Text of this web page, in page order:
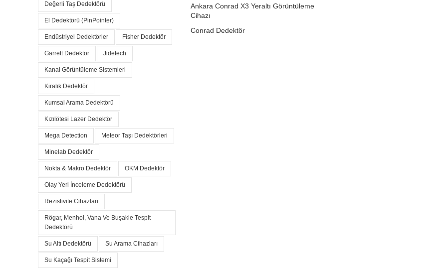
Değerli Taş Dedektörü
El Dedektörü (PinPointer)
Endüstriyel Dedektörler Fisher Dedektör
Garrett Dedektör Jidetech
Kanal Görüntüleme Sistemleri
Kiralık Dedektör
Kumsal Arama Dedektörü
Kızılötesi Lazer Dedektör
Mega Detection Meteor Taşı Dedektörleri
Minelab Dedektör
Nokta & Makro Dedektör OKM Dedektör
Olay Yeri İnceleme Dedektörü
Rezistivite Cihazları
Rögar, Menhol, Vana Ve Buşakle Tespit
Dedektörü
Su Altı Dedektörü Su Arama Cihazları
Su Kaçağı Tespit Sistemi
Ankara Conrad X3 Yeraltı Görüntüleme
Cihazı
Conrad Dedektör